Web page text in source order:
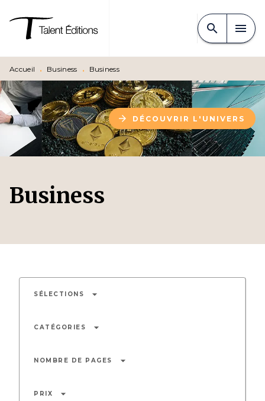
MENU CONTENU
PIED DE PAGE
search menu
Accueil • Business • Business
arrow_forward DÉCOUVRIR L'UNIVERS
Business
SÉLECTIONS arrow_drop_down
CATÉGORIES arrow_drop_down
NOMBRE DE PAGES arrow_drop_down
PRIX arrow_drop_down